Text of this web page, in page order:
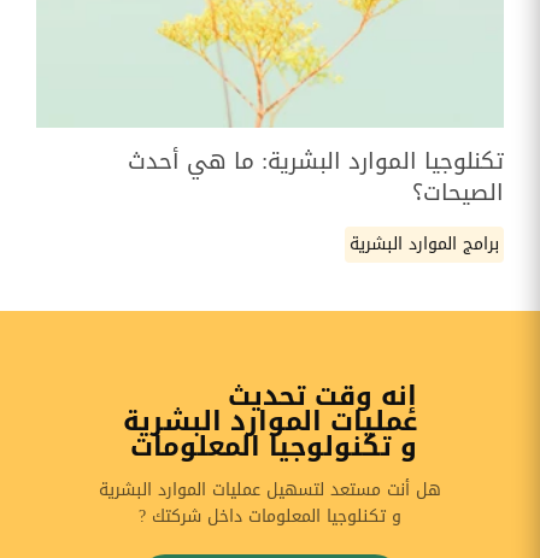
تكنلوجيا الموارد البشرية: ما هي أحدث
الصيحات؟
برامج الموارد البشرية
إنه وقت تحديث
عمليات الموارد البشرية
و تكنولوجيا المعلومات
هل أنت مستعد لتسهيل عمليات الموارد البشرية
و تكنلوجيا المعلومات داخل شركتك ?